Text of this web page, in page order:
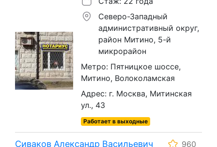
Северо-Западный
административный округ,
район Митино, 5-й
микрорайон
Метро: Пятницкое шоссе,
Митино, Волоколамская
Адрес: г. Москва, Митинская
ул., 43
Работает в выходные
Сиваков Александр Васильевич
960